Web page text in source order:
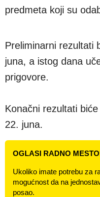
predmeta koji su
Preliminarni rezultati
juna, a istog dana
prigovore.
Konačni rezultati
22. juna.
OGLASI RADNO
Ukoliko imate potrebu za
mogućnost da na
posao.